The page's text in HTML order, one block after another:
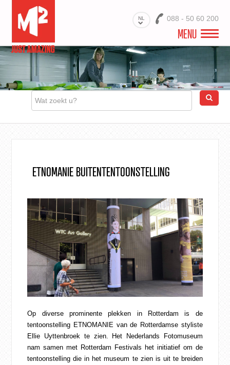
NL 088 - 50 60 200
MENU
WELKOM
PROJECTEN
PRODUCTEN
DIENSTEN
OVER ONS
CONTACT
WEBSHOP
ETNOMANIE BUITENTENTOONSTELLING
Op diverse prominente plekken in Rotterdam is de
tentoonstelling ETNOMANIE van de Rotterdamse styliste
Ellie Uyttenbroek te zien. Het Nederlands Fotomuseum
nam samen met Rotterdam Festivals het initiatief om de
tentoonstelling die in het museum te zien is uit te breiden